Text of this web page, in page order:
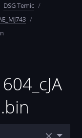
DSG Temic /
/